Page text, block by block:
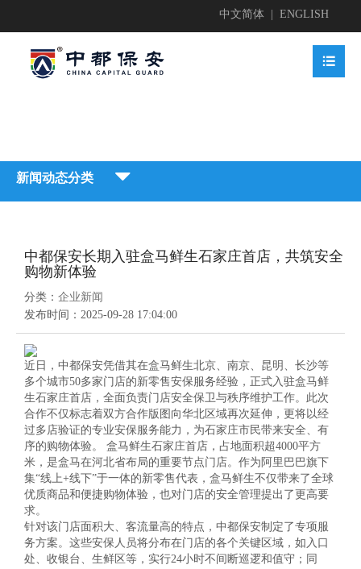
中文简体 ENGLISH

简介

资质
荣誉
安保

护卫

安防

服务

护卫
安保
检查

护卫

安防

新闻
新闻


纳士

建议
新闻动态分类 
中都保安长期入驻盒马鲜生石家庄首店，共筑安全
购物新体验
分类： 企业新闻
发布时间： 2025-09-28 17:04:00
近日，中都保安凭借其在盒马鲜生北京、南京、昆明、长沙等
多个城市50多家门店的新零售安保服务经验，正式入驻盒马鲜
生石家庄首店，全面负责门店安全保卫与秩序维护工作。此次
合作不仅标志着双方合作版图向华北区域再次延伸，更将以经
过多店验证的专业安保服务能力，为石家庄市民带来安全、有
序的购物体验。 盒马鲜生石家庄首店，占地面积超4000平方
米，是盒马在河北省布局的重要节点门店。作为阿里巴巴旗下
集“线上+线下”于一体的新零售代表，盒马鲜生不仅带来了全球
优质商品和便捷购物体验，也对门店的安全管理提出了更高要
求。
针对该门店面积大、客流量高的特点，中都保安制定了专项服
务方案。这些安保人员将分布在门店的各个关键区域，如入口
处、收银台、生鲜区等，实行24小时不间断巡逻和值守；同